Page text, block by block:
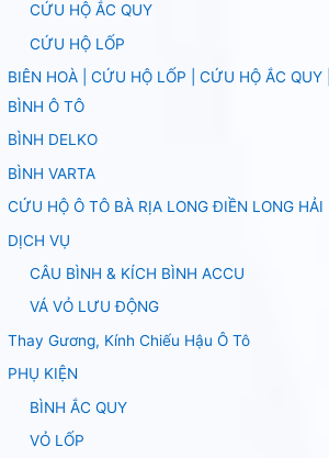
CỨU HỘ ẮC QUY
CỨU HỘ LỐP
BIÊN HOÀ | CỨU HỘ LỐP | CỨU HỘ ẮC QUY
BÌNH Ô TÔ
BÌNH DELKO
BÌNH VARTA
CỨU HỘ Ô TÔ BÀ RỊA LONG ĐIỀN LONG HẢI
DỊCH VỤ
CÂU BÌNH & KÍCH BÌNH ACCU
VÁ VỎ LƯU ĐỘNG
Thay Gương, Kính Chiếu Hậu Ô Tô
PHỤ KIỆN
BÌNH ẮC QUY
VỎ LỐP